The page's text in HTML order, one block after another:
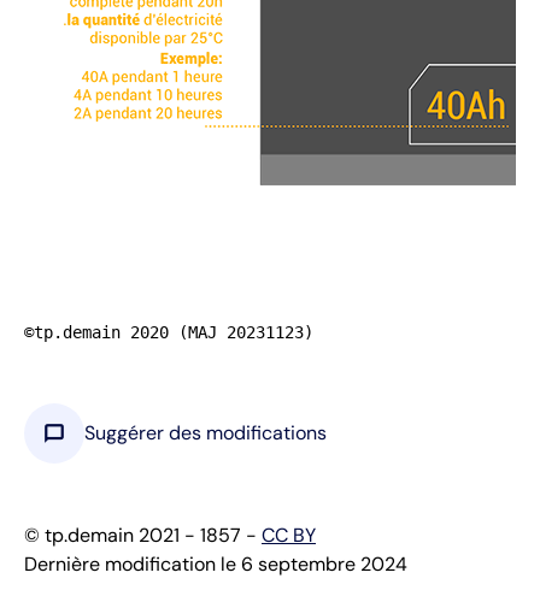
©tp.demain 2020 (MAJ 20231123)
chat_bubble Suggérer des modifications
© tp.demain 2021 - 1857 - CC BY
Dernière modification le 6 septembre 2024